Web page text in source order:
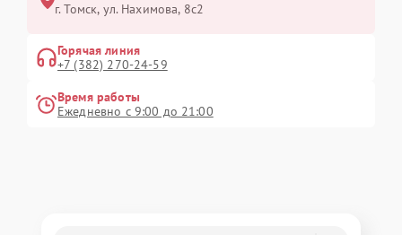
г. Томск, ул. Нахимова, 8с2
Горячая линия
+7 (382) 270-24-59
Время работы
Ежедневно с 9:00 до 21:00